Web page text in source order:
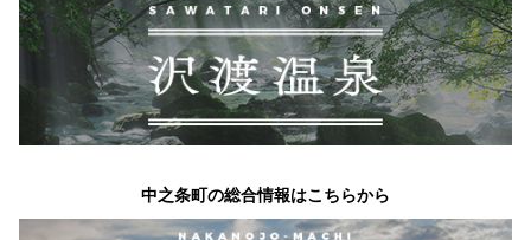
中之条町の総合情報はこちらから